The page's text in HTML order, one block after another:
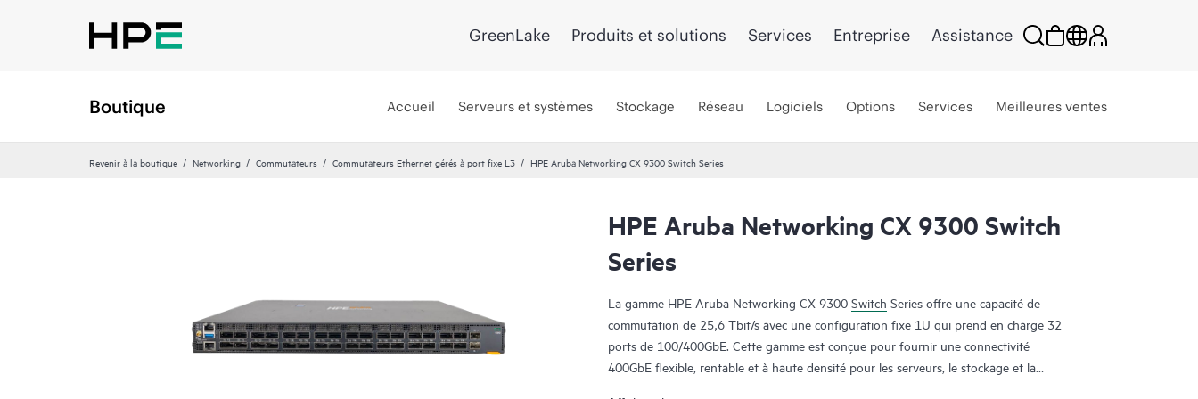
GreenLake Produits et solutions Services Entreprise Assistance
Boutique Accueil Serveurs et systèmes Stockage Réseau Logiciels Options Services Meilleures ventes
Revenir à la boutique Networking Commutateurs Commutateurs Ethernet gérés à port fixe L3 HPE Aruba Networking CX 9300 Switch Series
HPE Aruba Networking CX 9300 Switch
Series
La gamme HPE Aruba Networking CX 9300 Switch Series offre une capacité de
commutation de 25,6 Tbit/s avec une configuration fixe 1U qui prend en charge 32
ports de 100/400GbE. Cette gamme est conçue pour fournir une connectivité
400GbE flexible, rentable et à haute densité pour les serveurs, le stockage et la